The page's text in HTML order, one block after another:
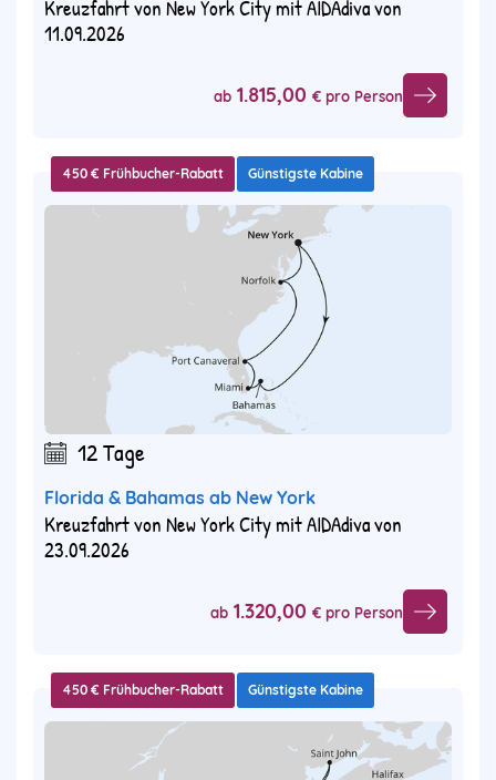
Kreuzfahrt von New York City mit AIDAdiva von
11.09.2026
ab 1.815,00 € pro Person
450 € Frühbucher-Rabatt Günstigste Kabine
12 Tage
Florida & Bahamas ab New York
Kreuzfahrt von New York City mit AIDAdiva von
23.09.2026
ab 1.320,00 € pro Person
450 € Frühbucher-Rabatt Günstigste Kabine